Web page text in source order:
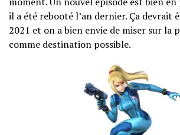
il a été rebooté l’an dernier. Ça devrait
2021 et on a bien envie de miser sur la
comme destination possible.